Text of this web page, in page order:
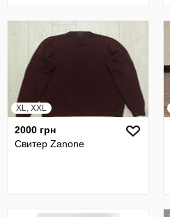
XL, XXL
2000 грн
Свитер Zanone